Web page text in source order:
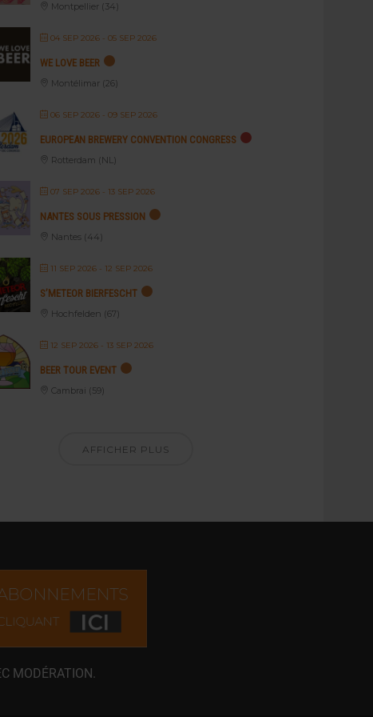
Montpellier (34)
04 SEP 2026 - 05 SEP 2026
WE LOVE BEER
Montélimar (26)
06 SEP 2026 - 09 SEP 2026
EUROPEAN BREWERY CONVENTION CONGRESS
Rotterdam (NL)
07 SEP 2026 - 13 SEP 2026
NANTES SOUS PRESSION
Nantes (44)
11 SEP 2026 - 12 SEP 2026
S’METEOR BIERFESCHT
Hochfelden (67)
12 SEP 2026 - 13 SEP 2026
BEER TOUR EVENT
Cambrai (59)
AFFICHER PLUS
MODÉRATION.